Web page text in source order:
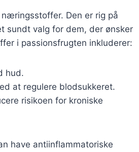
Den er rig på
sundt valg for dem, der ønsker
i passionsfrugten inkluderer:
hud.
at regulere blodsukkeret.
risikoen for kroniske
have antiinflammatoriske